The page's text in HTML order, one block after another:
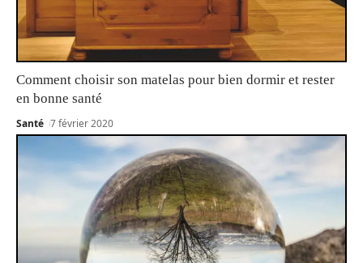
Comment choisir son matelas pour bien dormir et rester
en bonne santé
Santé 7 février 2020